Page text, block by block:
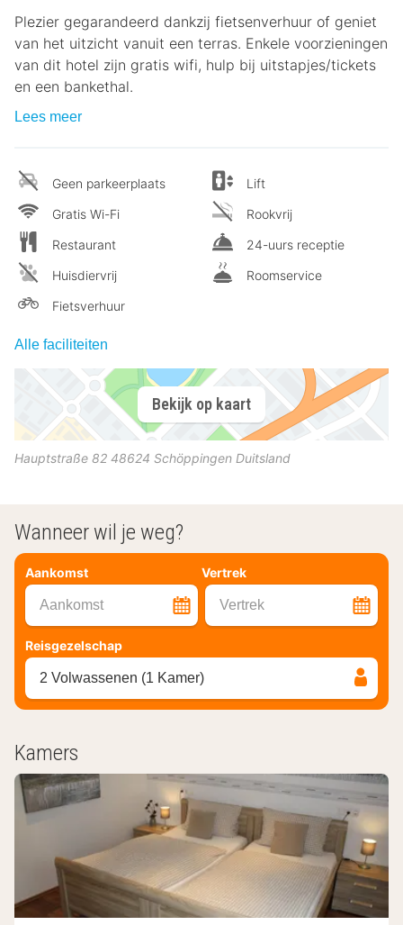
Plezier gegarandeerd dankzij fietsenverhuur of geniet
van het uitzicht vanuit een terras. Enkele voorzieningen
van dit hotel zijn gratis wifi, hulp bij uitstapjes/tickets
en een bankethal.
Lees meer
Geen parkeerplaats
Gratis Wi-Fi
Restaurant
Huisdiervrij
Fietsverhuur
Lift
Rookvrij
24-uurs receptie
Roomservice
Alle faciliteiten
Bekijk op kaart
Hauptstraße 82 48624 Schöppingen Duitsland
Wanneer wil je weg?
Aankomst Vertrek
Aankomst Vertrek
Reisgezelschap
2 Volwassenen (1 Kamer)
Kamers